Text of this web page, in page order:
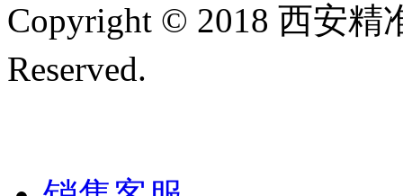
Copyright © 2018 西安精
Reserved.